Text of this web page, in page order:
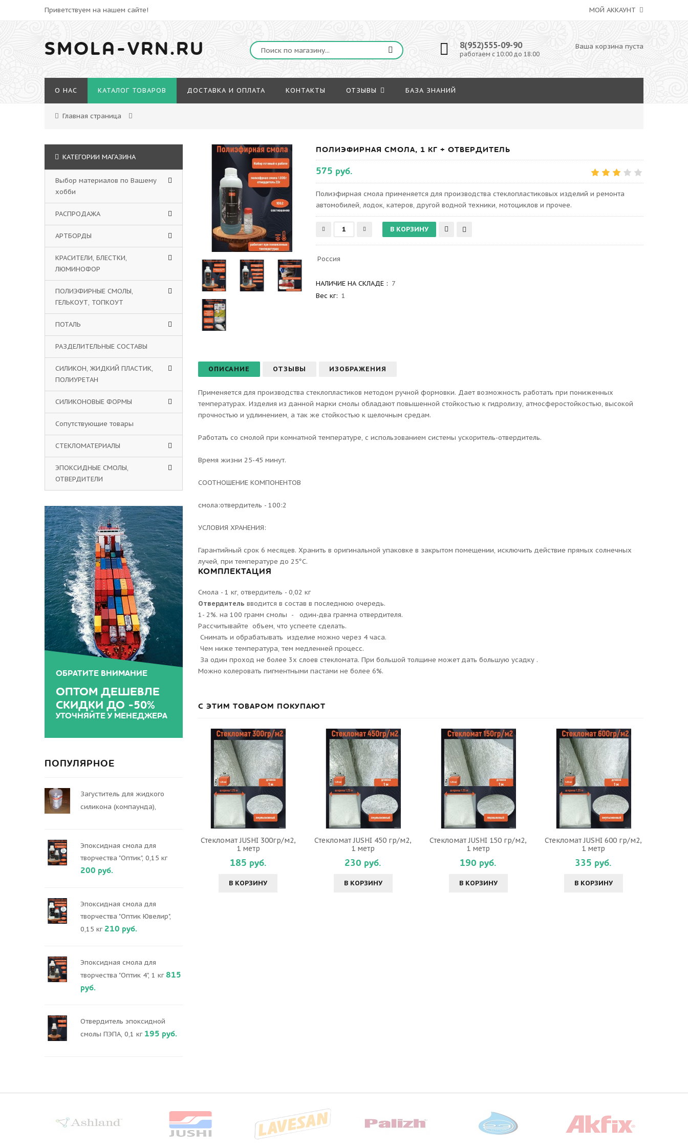
Приветствуем на нашем сайте! МОЙ АККАУНТ
SMOLA-VRN.RU 8(952)555-09-90
работаем с 10:00 до 18:00
Ваша корзина пуста
О НАС КАТАЛОГ ТОВАРОВ ДОСТАВКА И ОПЛАТА КОНТАКТЫ ОТЗЫВЫ БАЗА ЗНАНИЙ
Главная страница
ПОЛИЭФИРНАЯ СМОЛА, 1 КГ + ОТВЕРДИТЕЛЬ
575 руб.
Полиэфирная смола применяется для производства стеклопластиковых изделий и ремонта
автомобилей, лодок, катеров, другой водной техники, мотоциклов и прочее.
Россия
НАЛИЧИЕ НА СКЛАДЕ : 7
Вескг: 1
ОПИСАНИЕ ОТЗЫВЫ ИЗОБРАЖЕНИЯ
Применяется для производства стеклопластиков методом ручной формовки. Дает возможность работать при пониженных
температурах. Изделия из данной марки смолы обладают повышенной стойкостью к гидролизу, атмосферостойкостью, высокой
прочностью и удлинением, а так же стойкостью к щелочным средам.
Работать со смолой при комнатной температуре, с использованием системы ускоритель-отвердитель.
Время жизни 25-45 минут.
СООТНОШЕНИЕ КОМПОНЕНТОВ
смола:отвердитель - 100:2
УСЛОВИЯ ХРАНЕНИЯ:
Гарантийный срок 6 месяцев. Хранить в оригинальной упаковке в закрытом помещении, исключить действие прямых солнечных
лучей, при температуре до 25°С.
КОМПЛЕКТАЦИЯ
Смола - 1 кг, отвердитель - 0,02 кг
Отвердитель вводится в состав в последнюю очередь.
1- 2%. на 100 грамм смолы - один-два грамма отвердителя.
Рассчитывайте объем, что успеете сделать.
Снимать и обрабатывать изделие можно через 4 часа.
Чем ниже температура, тем медленней процесс.
За один проход не более 3х слоев стекломата. При большой толщине может дать большую усадку .
Можно колеровать пигментными пастами не более 6%.
С ЭТИМ ТОВАРОМ ПОКУПАЮТ
Стекломат JUSHI 300гр/м2,
1 метр
185 руб.
В КОРЗИНУ
Стекломат JUSHI 450 гр/м2,
1 метр
230 руб.
В КОРЗИНУ
Стекломат JUSHI 150 гр/м2,
1 метр
190 руб.
В КОРЗИНУ
Стекломат JUSHI 600 гр/м2,
1 метр
335 руб.
В КОРЗИНУ
КАТЕГОРИИ МАГАЗИНА
Выбор материалов по Вашему
хобби
РАСПРОДАЖА
АРТБОРДЫ
КРАСИТЕЛИ, БЛЕСТКИ,
ЛЮМИНОФОР
ПОЛИЭФИРНЫЕ СМОЛЫ,
ГЕЛЬКОУТ, ТОПКОУТ
ПОТАЛЬ
РАЗДЕЛИТЕЛЬНЫЕ СОСТАВЫ
СИЛИКОН, ЖИДКИЙ ПЛАСТИК,
ПОЛИУРЕТАН
СИЛИКОНОВЫЕ ФОРМЫ
Сопутствующие товары
СТЕКЛОМАТЕРИАЛЫ
ЭПОКСИДНЫЕ СМОЛЫ,
ОТВЕРДИТЕЛИ
ОБРАТИТЕ ВНИМАНИЕ
ОПТОМ ДЕШЕВЛЕ
СКИДКИ ДО -50%
УТОЧНЯЙТЕ У МЕНЕДЖЕРА
ПОПУЛЯРНОЕ
Загуститель для жидкого
силикона (компаунда),
Эпоксидная смола для
творчества "Оптик", 0,15 кг
200 руб.
Эпоксидная смола для
творчества "Оптик Ювелир",
0,15 кг 210 руб.
Эпоксидная смола для
творчества "Оптик 4", 1 кг 815
руб.
Отвердитель эпоксидной
смолы ПЭПА, 0,1 кг 195 руб.